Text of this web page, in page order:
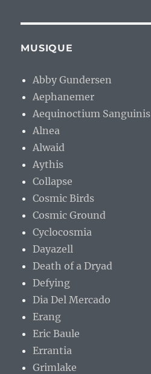
MUSIQUE
Abby Gundersen
Aephanemer
Aequinoctium Sanguinis
Alnea
Alwaid
Aythis
Collapse
Cosmic Birds
Cosmic Ground
Cyclocosmia
Dayazell
Death of a Dryad
Defying
Dia Del Mercado
Erang
Eric Baule
Errantia
Grimlake